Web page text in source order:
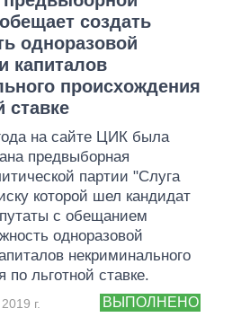
создать
одноразовой
капиталов
происхождения
ставке
на сайте ЦИК была
предвыборная
партии "Слуга
которой шел кандидат
с обещанием
одноразовой
некриминального
по льготной ставке.
ВЫПОЛНЕНО
г.